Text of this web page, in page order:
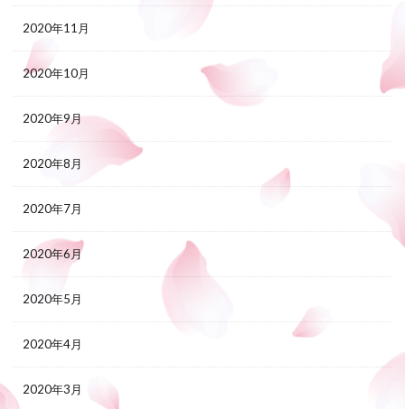
2020年11月
2020年10月
2020年9月
2020年8月
2020年7月
2020年6月
2020年5月
2020年4月
2020年3月